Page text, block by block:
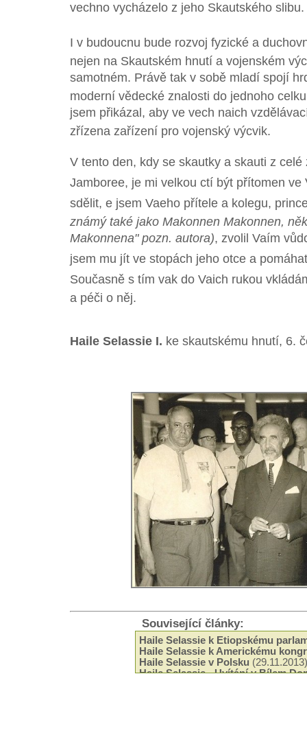
vechno vycházelo z jeho Skautského slibu.
I v budoucnu bude rozvoj fyzické a
nejen na Skautském hnutí a vojenském
samotném. Právě tak v sobě mladí spojí
moderní vědecké znalosti do jednoho
jsem přikázal, aby ve vech naich
zřízena zařízení pro vojenský výcvik.
V tento den, kdy se skautky a skauti z celé
Jamboree, je mi velkou ctí být přítomen ve
sdělit, e jsem Vaeho přítele a kolegu,
známý také jako Makonnen Makonnen,
Makonnena" pozn. autora), zvolil Vaím
jsem mu jít ve stopách jeho otce a
Současně s tím vak do Vaich rukou
a péči o něj.
Haile Selassie I. ke skautskému hnutí, 6.
Související články:
Haile Selassie k Etiopskému
Haile Selassie k Americkému
Haile Selassie v Polsku (29.11.2013)
Haile Selassie - Uvítání v Bílem